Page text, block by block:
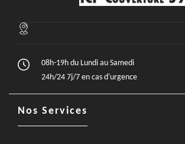
08h-19h du Lundi au Samedi
24h/24 7j/7 en cas d'urgence
Nos Services